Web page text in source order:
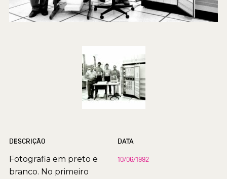
DESCRIÇÃO
Fotografia em preto e
branco. No primeiro
DATA
10/06/1992